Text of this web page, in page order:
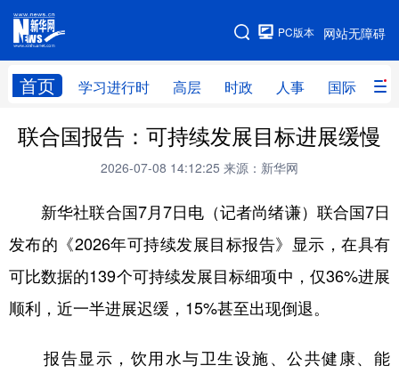
网站无障碍
PC版本
首页 学习进行时 高层 时政 人事 国际 财
网站地图
学习进行时 高层 时政 人事
财经 网评
台湾 思客智库 全球连线 教育
科技 科创 量子 体育
文化 书画 健康 军事
访谈 视频 图片
法律 中央文件 金融 汽车
联合国报告：可持续发展目标进展缓慢
2026-07-08 14:12:25 来源：新华网
新华社联合国7月7日电（记者尚绪谦）联合国7日
发布的《2026年可持续发展目标报告》显示，在具有
可比数据的139个可持续发展目标细项中，仅36%进展
顺利，近一半进展迟缓，15%甚至出现倒退。
报告显示，饮用水与卫生设施、公共健康、能